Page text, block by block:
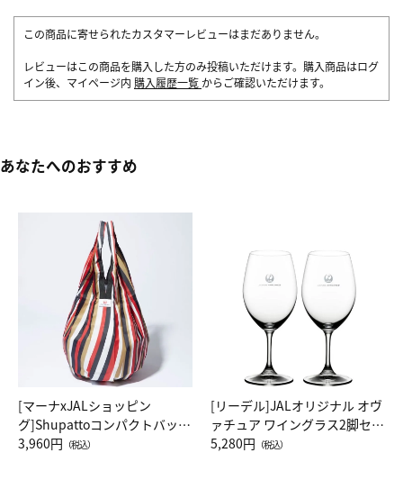
この商品に寄せられたカスタマーレビューはまだありません。
レビューはこの商品を購入した方のみ投稿いただけます。購入商品はログ
イン後、マイページ内 購入履歴一覧 からご確認いただけます。
あなたへのおすすめ
[マーナxJALショッピン
グ]Shupattoコンパクトバッグ
Drop JAL客室乗務員（LC）ス
3,960円 （税込）
[リーデル]JALオリジナル オヴ
ァチュア ワイングラス2脚セッ
ト（レッドワイン）
5,280円 （税込）